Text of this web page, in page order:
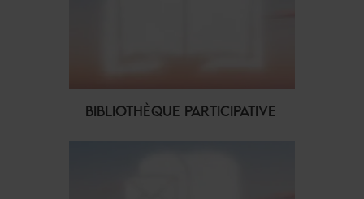
BIBLIOTHÈQUE PARTICIPATIVE